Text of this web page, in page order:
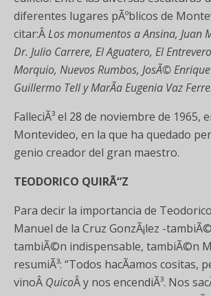
diferentes lugares pÃºblicos de
citar:ÂLos monumentos a Ansina, Juan
Dr. Julio Carrere, El Aguatero, El
Morquio, Nuevos Rumbos, JosÃ© Enrique
Guillermo Tell y MarÃ­a Eugenia Vaz
FalleciÃ³ el 28 de noviembre de 1965,
Montevideo, en la que ha quedado
genio creador del gran maestro.
TEODORICO QUIRÃ“Z
Para decir la importancia de
Manuel de la Cruz GonzÃ¡lez -
tambiÃ©n indispensable, tambiÃ©n
resumiÃ³: “Todos hacÃ­amos cositas,
vinoÂ QuicoÂ y nos encendiÃ³. Nos